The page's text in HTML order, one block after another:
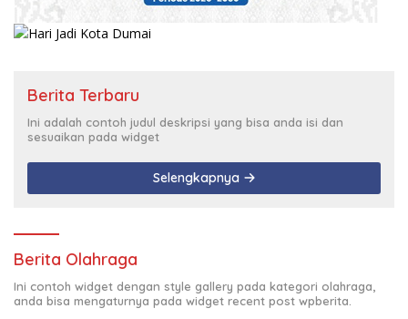
Berita Terbaru
Ini adalah contoh judul deskripsi yang bisa anda isi dan
sesuaikan pada widget
Selengkapnya
Berita Olahraga
Ini contoh widget dengan style gallery pada kategori olahraga,
anda bisa mengaturnya pada widget recent post wpberita.